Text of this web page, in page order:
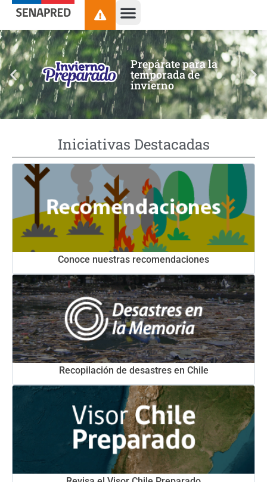
contenido
Prepárate para la
temporada de
invierno
Iniciativas Destacadas
Conoce nuestras recomendaciones
Recopilación de desastres en Chile